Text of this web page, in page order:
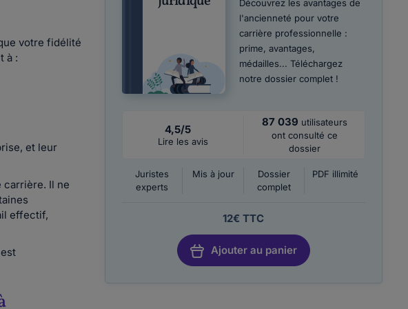
votre fidélité
à :
et leur
carrière. Il ne
effectif,
Découvrez les avantages de
l'ancienneté pour votre
carrière professionnelle :
prime, avantages,
médailles... Téléchargez
notre dossier complet !
4,5/5
Lire les avis
87 039 utilisateurs
ont consulté ce
dossier
Juristes
experts
Mis à jour
Dossier
complet
PDF illimité
12€ TTC
Ajouter au panier